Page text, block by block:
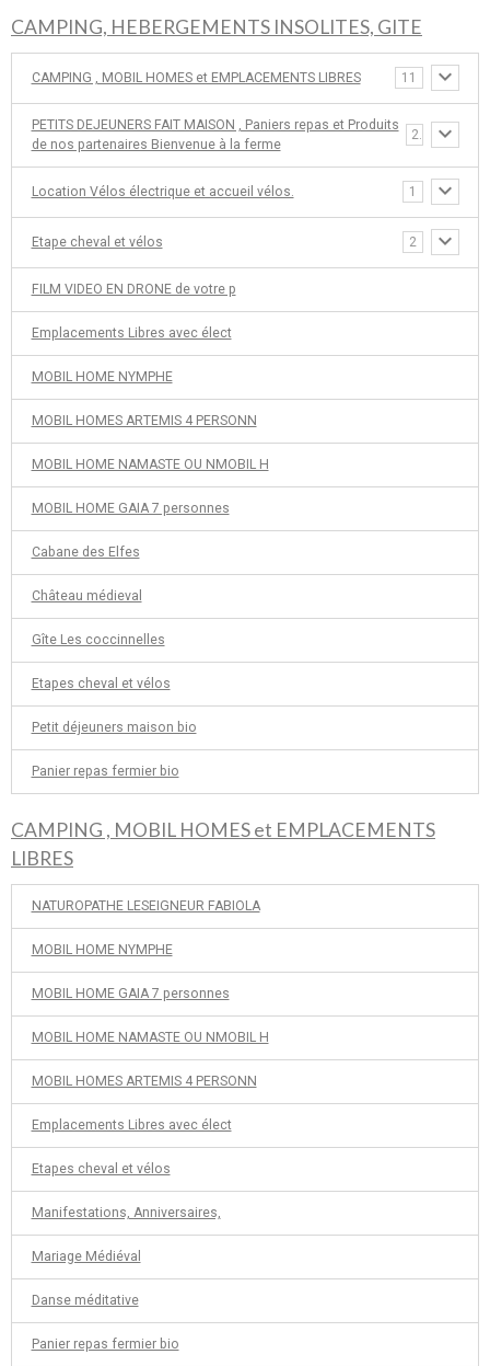
CAMPING, HEBERGEMENTS INSOLITES, GITE
CAMPING , MOBIL HOMES et EMPLACEMENTS LIBRES 11
PETITS DEJEUNERS FAIT MAISON , Paniers repas et Produits
de nos partenaires Bienvenue à la ferme
2
Location Vélos électrique et accueil vélos. 1
Etape cheval et vélos 2
FILM VIDEO EN DRONE de votre p
Emplacements Libres avec élect
MOBIL HOME NYMPHE
MOBIL HOMES ARTEMIS 4 PERSONN
MOBIL HOME NAMASTE OU NMOBIL H
MOBIL HOME GAIA 7 personnes
Cabane des Elfes
Château médieval
Gîte Les coccinnelles
Etapes cheval et vélos
Petit déjeuners maison bio
Panier repas fermier bio
CAMPING , MOBIL HOMES et EMPLACEMENTS
LIBRES
NATUROPATHE LESEIGNEUR FABIOLA
MOBIL HOME NYMPHE
MOBIL HOME GAIA 7 personnes
MOBIL HOME NAMASTE OU NMOBIL H
MOBIL HOMES ARTEMIS 4 PERSONN
Emplacements Libres avec élect
Etapes cheval et vélos
Manifestations, Anniversaires,
Mariage Médiéval
Danse méditative
Panier repas fermier bio